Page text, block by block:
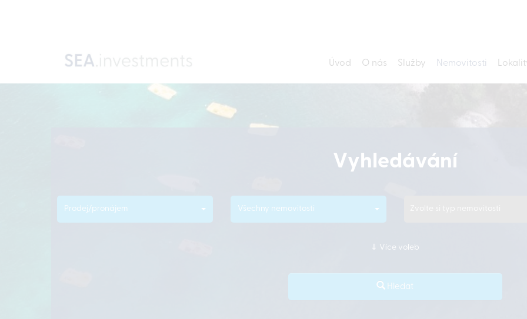
Úvod O nás Služby Nemovitosti
Vyhledávání
Prodej/pronájem Všechny nemovitosti
Více voleb
Hledat